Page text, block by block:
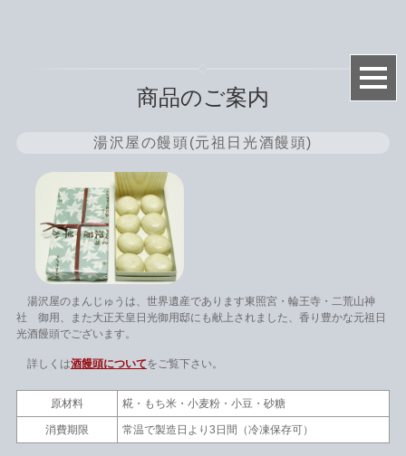
商品のご案内
湯沢屋の饅頭(元祖日光酒饅頭)
湯沢屋のまんじゅうは、世界遺産であります東照宮・輪王寺・二荒山神
社 御用、また大正天皇日光御用邸にも献上されました、香り豊かな元祖日
光酒饅頭でございます。
詳しくは酒饅頭についてをご覧下さい。
原材料 糀・もち米・小麦粉・小豆・砂糖
消費期限 常温で製造日より3日間（冷凍保存可）